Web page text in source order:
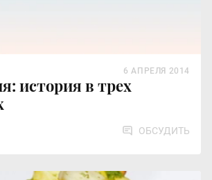
история в трех
6 АПРЕЛЯ 2014
ОБСУДИТЬ